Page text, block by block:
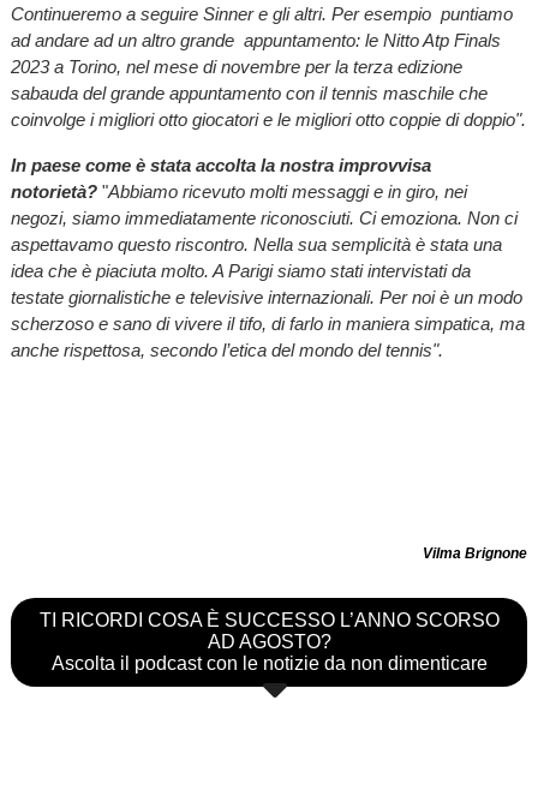
Continueremo a seguire Sinner e gli altri. Per esempio puntiamo
ad andare ad un altro grande appuntamento: le Nitto Atp Finals
2023 a Torino, nel mese di novembre per la terza edizione
sabauda del grande appuntamento con il tennis maschile che
coinvolge i migliori otto giocatori e le migliori otto coppie di doppio".
In paese come è stata accolta la nostra improvvisa
notorietà? "Abbiamo ricevuto molti messaggi e in giro, nei
negozi, siamo immediatamente riconosciuti. Ci emoziona. Non ci
aspettavamo questo riscontro. Nella sua semplicità è stata una
idea che è piaciuta molto. A Parigi siamo stati intervistati da
testate giornalistiche e televisive internazionali. Per noi è un modo
scherzoso e sano di vivere il tifo, di farlo in maniera simpatica, ma
anche rispettosa, secondo l’etica del mondo del tennis".
Vilma Brignone
TI RICORDI COSA È SUCCESSO L’ANNO SCORSO
AD AGOSTO?
Ascolta il podcast con le notizie da non dimenticare